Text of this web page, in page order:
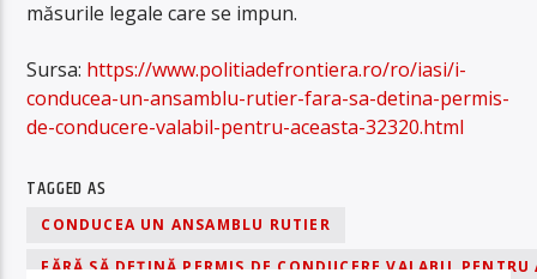
măsurile legale care se impun.
Sursa: https://www.politiadefrontiera.ro/ro/iasi/i-
conducea-un-ansamblu-rutier-fara-sa-detina-permis-
de-conducere-valabil-pentru-aceasta-32320.html
TAGGED AS
CONDUCEA UN ANSAMBLU RUTIER
FĂRĂ SĂ DEŢINĂ PERMIS DE CONDUCERE VALABIL PENTRU